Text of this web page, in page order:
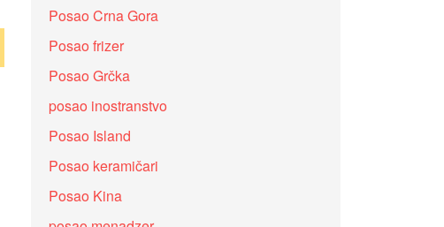
Posao Crna Gora
Posao frizer
Posao Grčka
posao inostranstvo
Posao Island
Posao keramičari
Posao Kina